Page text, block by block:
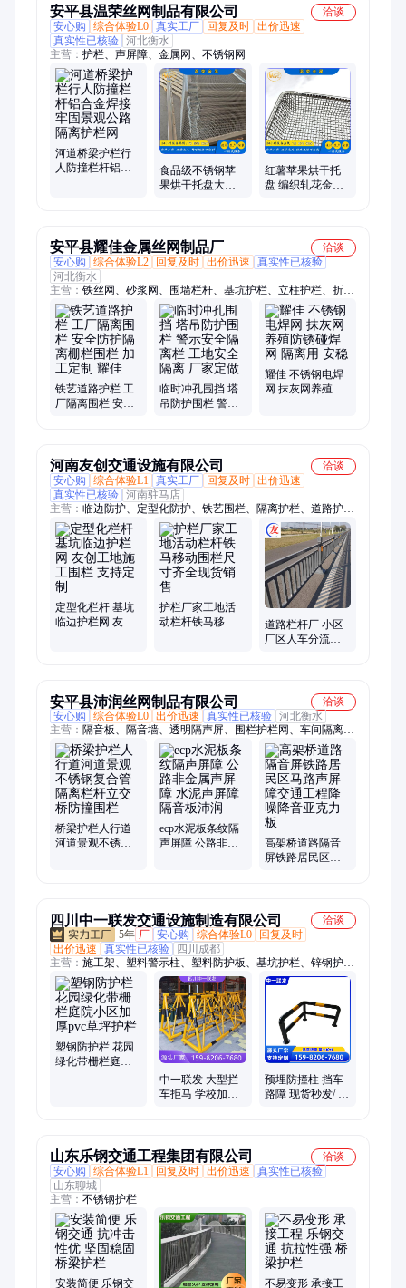
安平县温荣丝网制品有限公司
洽谈
安心购
综合体验L0 真实工厂 回复及时 出价迅速
真实性已核验 河北衡水
主营： 护栏、声屏障、金属网、不锈钢网
河道桥梁护栏行
人防撞栏杆铝合
食品级不锈钢苹
果烘干托盘大枣
红薯苹果烘干托
盘 编织轧花金属
安平县耀佳金属丝网制品厂
洽谈
安心购
综合体验L2 回复及时 出价迅速
真实性已核验
河北衡水
主营： 铁丝网、砂浆网、围墙栏杆、基坑护栏、立柱护栏、折弯
护栏网、小区围栏、刺绳围栏、外墙抹灰网、浸塑荷兰网、防护
围栏网、热镀锌电焊网、防裂钢丝网片、地暖钢丝网片、河边圈
地围栏、墙面抹灰挂网、高速公路隔离栅
铁艺道路护栏 工
厂隔离围栏 安全
临时冲孔围挡 塔
吊防护围栏 警示
耀佳 不锈钢电焊
网 抹灰网养殖防
河南友创交通设施有限公司
洽谈
安心购
综合体验L1 真实工厂 回复及时 出价迅速
真实性已核验 河南驻马店
主营： 临边防护、定型化防护、铁艺围栏、隔离护栏、道路护
栏、铁马护栏、基坑护栏、锌钢围墙护栏、马路交通护栏、铸铁
护栏、pvc护栏、草坪护栏、绿化护栏、波形梁护栏、活动护
栏、锌钢护栏、铁艺护栏、围墙护栏、运动场防护网、车间隔离
网、车间围栏、仓库隔离网、工厂室内围栏、铁艺栅栏、篮球场
围网
定型化栏杆 基坑
临边护栏网 友创
护栏厂家工地活
动栏杆铁马移动
道路栏杆厂 小区
厂区人车分流围
安平县沛润丝网制品有限公司
洽谈
安心购
综合体验L0 出价迅速 真实性已核验 河北衡水
主营： 隔音板、隔音墙、透明隔声屏、围栏护栏网、车间隔离
网、公路道路声屏障、隔音降噪声屏障、市政道路隔音屏、高速
公路声屏障、噪音治理声屏障、高速公路吸声屏、道路厂区隔音
屏
桥梁护栏人行道
河道景观不锈钢
ecp水泥板条纹隔
声屏障 公路非金
高架桥道路隔音
屏铁路居民区马
四川中一联发交通设施制造有限公司
洽谈
5年 厂 安心购 综合体验L0
回复及时
出价迅速
真实性已核验
四川成都
主营： 施工架、塑料警示柱、塑料防护板、基坑护栏、锌钢护
栏、道路护栏网、防冲撞护栏、人形过街护栏、花园草坪护栏、
中央隔离护栏、钢管挡车杆、钢管警示柱、桥梁防撞栏杆、固定
反光路桩、市政施工围栏、交通防撞设施、彩钢铁皮围挡、高速
公路指示牌、标志牌、铁马、防撞柱、减速带、路锥、水马、限
高架
塑钢防护栏 花园
绿化带栅栏庭院
中一联发 大型拦
车拒马 学校加油
预埋防撞柱 挡车
路障 现货秒发/ 库
山东乐钢交通工程集团有限公司
洽谈
安心购
综合体验L1 回复及时 出价迅速
真实性已核验
山东聊城
主营： 不锈钢护栏
安装简便 乐钢交 不易变形 承接工